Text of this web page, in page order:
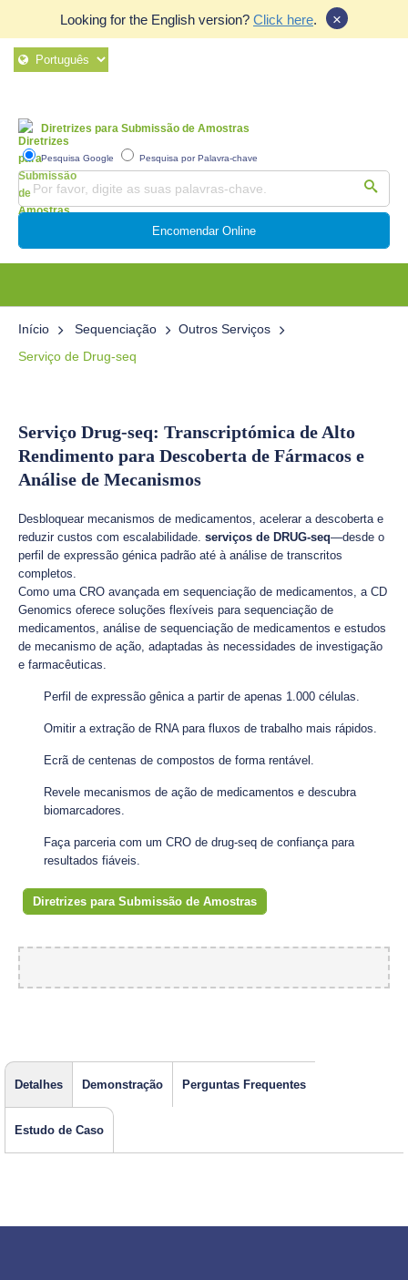
Looking for the English version? Click here. ×
Diretrizes para Submissão de Amostras
Pesquisa Google Pesquisa por Palavra-chave
Encomendar Online
Início Sequenciação
Outros Serviços
Serviço de Drug-seq
Serviço Drug-seq: Transcriptómica de Alto
Rendimento para Descoberta de Fármacos e
Análise de Mecanismos
Desbloquear mecanismos de medicamentos, acelerar a descoberta e
reduzir custos com escalabilidade. serviços de DRUG-seq—desde o
perfil de expressão génica padrão até à análise de transcritos
completos.
Como uma CRO avançada em sequenciação de medicamentos, a CD
Genomics oferece soluções flexíveis para sequenciação de
medicamentos, análise de sequenciação de medicamentos e estudos
de mecanismo de ação, adaptadas às necessidades de investigação
e farmacêuticas.
Perfil de expressão gênica a partir de apenas 1.000 células.
Omitir a extração de RNA para fluxos de trabalho mais rápidos.
Ecrã de centenas de compostos de forma rentável.
Revele mecanismos de ação de medicamentos e descubra
biomarcadores.
Faça parceria com um CRO de drug-seq de confiança para
resultados fiáveis.
Diretrizes para Submissão de Amostras
Detalhes Demonstração Perguntas Frequentes
Estudo de Caso